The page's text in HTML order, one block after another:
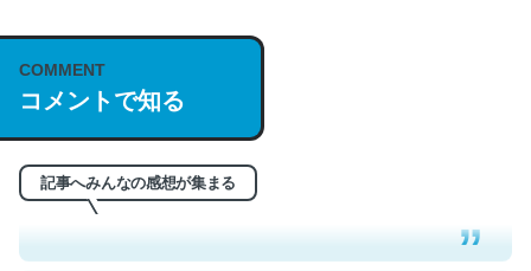
COMMENT
コメントで知る
記事へみんなの感想が集まる
これは名文。彼はとてもクレバーなんだろうなと凄く思
う。英語少しでも読める人は原文もお勧め。自分はこの流
─今のこの状況が信じられるかい？ by ラーズ・ヌートバー